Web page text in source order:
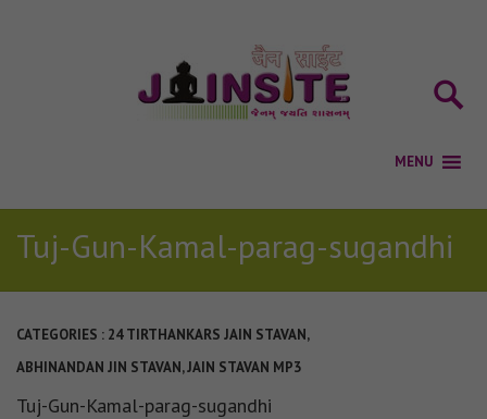
Tuj-Gun-Kamal-parag-sugandhi
CATEGORIES : 24 TIRTHANKARS JAIN STAVAN,
ABHINANDAN JIN STAVAN,JAIN STAVAN MP3
Tuj-Gun-Kamal-parag-sugandhi